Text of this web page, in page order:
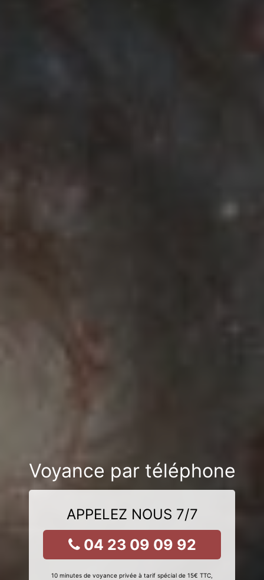
Voyance par téléphone
APPELEZ NOUS 7/7
04 23 09 09 92
10 minutes de voyance privée à tarif spécial de 15€ TTC,